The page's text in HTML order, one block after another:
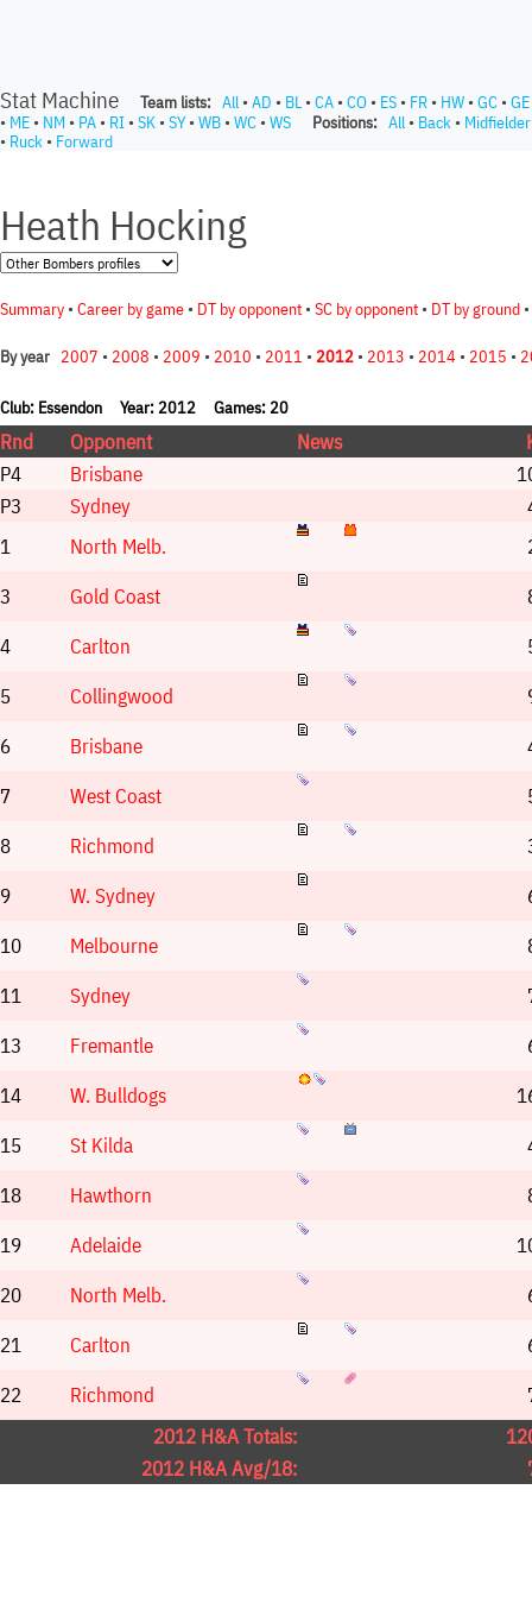
Stat Machine Team lists: All • AD • BL • CA • CO • ES • FR • HW • GC • GE
• ME • NM • PA • RI • SK • SY• WB • WC • WS Positions: All • Back • Midfielder
• Ruck • Forward